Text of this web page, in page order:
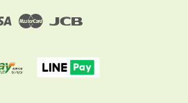
Visa Master JCB